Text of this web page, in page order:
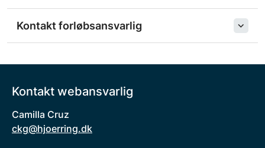
Kontakt forløbsansvarlig
Kontakt webansvarlig
Camilla Cruz
ckg@hjoerring.dk